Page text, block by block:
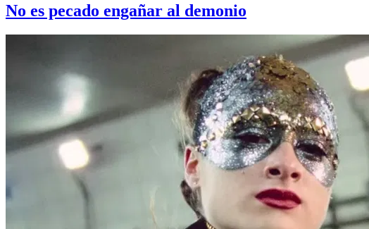
No es pecado engañar al demonio